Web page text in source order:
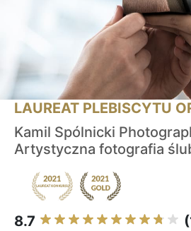
LAUREAT PLEBISCYTU
Kamil Spólnicki
Artystyczna fotografia
8.7